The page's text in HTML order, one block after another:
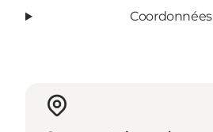
Coordonnées